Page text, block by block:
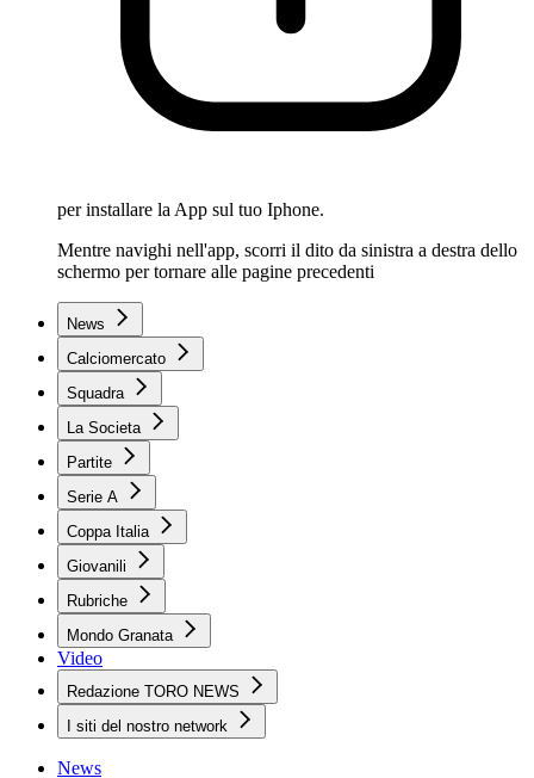
per installare la App sul tuo Iphone.
Mentre navighi nell'app, scorri il dito da sinistra a destra dello
schermo per tornare alle pagine precedenti
News
Calciomercato
Squadra
La Societa
Partite
Serie A
Coppa Italia
Giovanili
Rubriche
Mondo Granata
Video
Redazione TORO NEWS
I siti del nostro network
News